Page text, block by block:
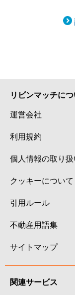
リビンマッチに
運営会社
利用規約
個人情報の取り扱
クッキーについて
引用ルール
不動産用語集
サイトマップ
関連サービス